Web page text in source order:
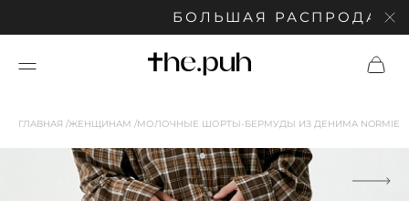
БОЛЬШАЯ РАСПРОДАЖА:
ГЛАВНАЯ ЖЕНЩИНАМ МОЛОЧНЫЕ ШОРТЫ-БЕРМУДЫ ИЗ ДЕНИМА NORMIE